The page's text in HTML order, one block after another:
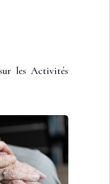
les Activités